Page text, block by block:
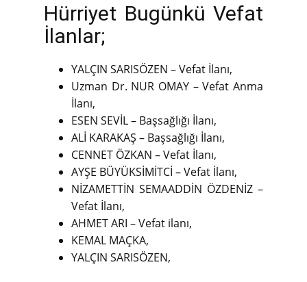
Hürriyet Bugünkü Vefat
İlanlar;
YALÇIN SARISÖZEN – Vefat İlanı,
Uzman Dr. NUR OMAY – Vefat Anma
İlanı,
ESEN SEVİL – Başsağlığı İlanı,
ALİ KARAKAŞ – Başsağlığı İlanı,
CENNET ÖZKAN – Vefat İlanı,
AYŞE BÜYÜKSİMİTCİ – Vefat İlanı,
NİZAMETTİN SEMAADDİN ÖZDENİZ –
Vefat İlanı,
AHMET ARI – Vefat ilanı,
KEMAL MAÇKA,
YALÇIN SARISÖZEN,